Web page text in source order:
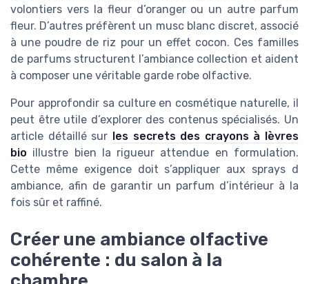
volontiers vers la fleur d’oranger ou un autre parfum
fleur. D’autres préfèrent un musc blanc discret, associé
à une poudre de riz pour un effet cocon. Ces familles
de parfums structurent l’ambiance collection et aident
à composer une véritable garde robe olfactive.
Pour approfondir sa culture en cosmétique naturelle, il
peut être utile d’explorer des contenus spécialisés. Un
article détaillé sur les secrets des crayons à lèvres
bio illustre bien la rigueur attendue en formulation.
Cette même exigence doit s’appliquer aux sprays d
ambiance, afin de garantir un parfum d’intérieur à la
fois sûr et raffiné.
Créer une ambiance olfactive
cohérente : du salon à la